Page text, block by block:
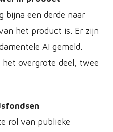
bijna een derde naar
het product is. Er zijn
AI gemeld.
overgrote deel, twee
rol van publieke